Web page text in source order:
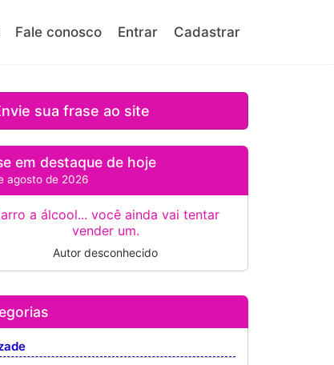
Fale conosco Entrar Cadastrar
sua frase ao site
em destaque de hoje
agosto de 2026
a álcool... você ainda vai tentar
vender um.
Autor desconhecido